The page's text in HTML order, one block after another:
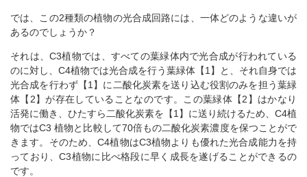
では、この2種類の植物の光合成回路には、一体どのような違いが
あるのでしょうか？
それは、C3植物では、すべての葉緑体内で光合成が行われている
のに対し、C4植物では光合成を行う葉緑体【1】と、それ自身では
光合成を行わず【1】に二酸化炭素を送り込む役割のみを担う葉緑
体【2】が存在していることなのです。この葉緑体【2】はかなり
活発に働き、ひたすら二酸化炭素を【1】に送り続けるため、C4植
物ではC3 植物と比較して70倍もの二酸化炭素濃度を保つことがで
きます。そのため、C4植物はC3植物よりも優れた光合成能力を持
っており、C3植物に比べ格段に早く成長を遂げることができるの
です。